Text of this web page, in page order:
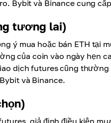
Bybit và Binance cung
tương lai)
ý mua hoặc bán ETH tại
của coin vào ngày hẹn
dịch futures cũng
và Binance.
giả định điều kiện